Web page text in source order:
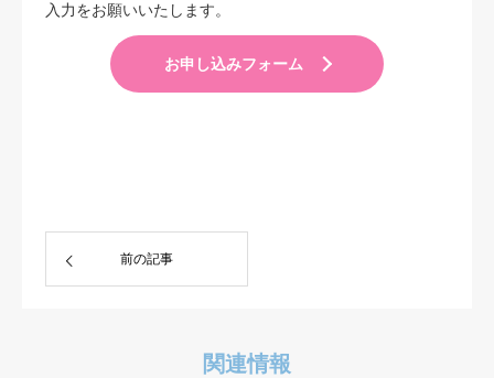
入力をお願いいたします。
お申し込みフォーム
前の記事
関連情報